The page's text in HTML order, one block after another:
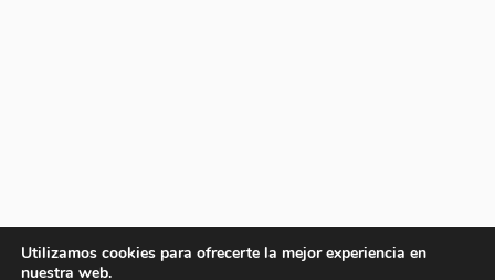
Utilizamos cookies para ofrecerte la mejor experiencia en
nuestra web.